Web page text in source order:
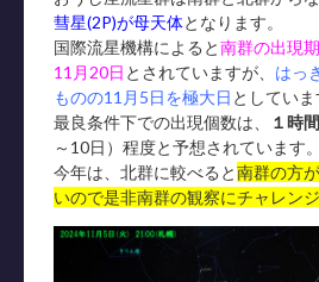
彗星(2P)が母天体となります。
国際流星機構によると南群の出現
11月20日 とされていますが、 はっ
ものの11月5日を極大日 としていま
最良条件下での出現個数は、
１時
～10日）程度と予想されています。
今年は、北群に較べると南群の方
いので是非南群の観察にチャレン